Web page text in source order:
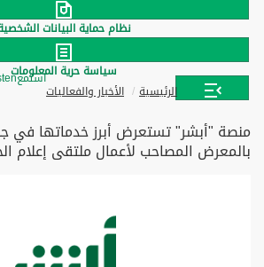
نظام حماية البيانات
سياسة حرية المعلومات
الرئيسية
الأخبار والفعاليات
استمع
منصة "أبشر" تستعرض أبرز خدماتها في
بالمعرض المصاحب لأعمال ملتقى إعلام